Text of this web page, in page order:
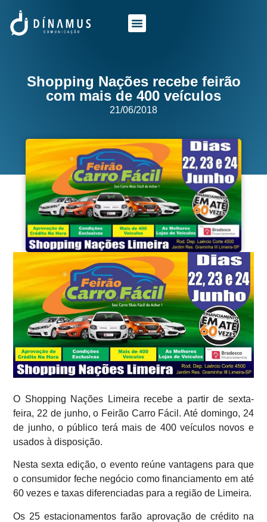
Shopping Nações recebe feirão
com mais de 400 veículos
21/06/2018
O Shopping Nações Limeira recebe a partir de sexta-
feira, 22 de junho, o Feirão Carro Fácil. Até domingo, 24
de junho, o público terá mais de 400 veículos novos e
usados à disposição.
Nesta sexta edição, o evento reúne vantagens para que
o consumidor feche negócio como financiamento em até
60 vezes e taxas diferenciadas para a região de Limeira.
Os 25 estacionamentos farão aprovação de crédito na